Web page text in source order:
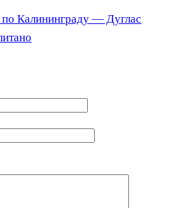
по Калининграду — Дуглас